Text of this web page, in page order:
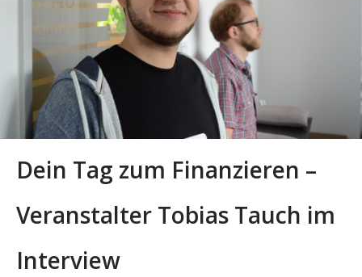
Dein Tag zum Finanzieren –
Veranstalter Tobias Tauch im
Interview